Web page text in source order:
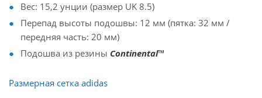
Вес: 15,2 унции (размер UK 8.5)
Перепад высоты подошвы: 12 мм (пятка: 32 мм /
передняя часть: 20 мм)
Подошва из резины Continental™
Размерная сетка adidas